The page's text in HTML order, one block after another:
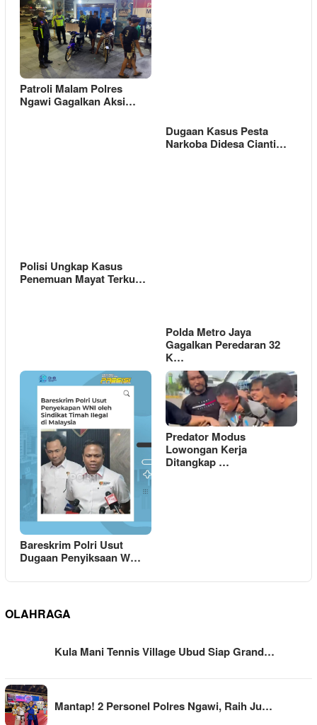
Patroli Malam Polres
Ngawi Gagalkan Aksi…
Dugaan Kasus Pesta
Narkoba Didesa Cianti…
Polisi Ungkap Kasus
Penemuan Mayat Terku…
Polda Metro Jaya
Gagalkan Peredaran 32
K…
Bareskrim Polri Usut
Dugaan Penyiksaan W…
Predator Modus
Lowongan Kerja
Ditangkap …
OLAHRAGA
Kula Mani Tennis Village Ubud Siap Grand…
Mantap! 2 Personel Polres Ngawi, Raih Ju…